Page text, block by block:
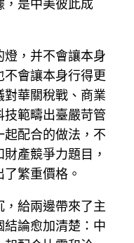
，是中美彼此成
，并不會讓本身
會讓本身行得更
華關稅戰、商業
技範疇出臺嚴苛管
配合的做法，不
產競爭力題目，
繁重價格。
，給兩邊帶來了主
論愈加清楚：中